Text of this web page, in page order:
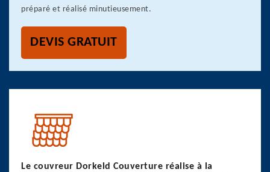
préparé et réalisé minutieusement.
DEVIS GRATUIT
Le couvreur Dorkeld Couverture réalise à la